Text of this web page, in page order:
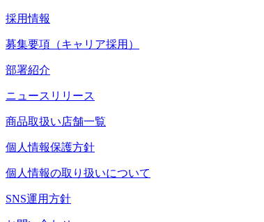
採用情報
募集要項（キャリア採用）
部署紹介
ニュースリリース
商品取扱い店舗一覧
個人情報保護方針
個人情報の取り扱いについて
SNS運用方針